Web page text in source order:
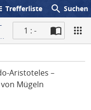
Trefferliste search Suchen
1 : -
Aristoteles –
Mügeln